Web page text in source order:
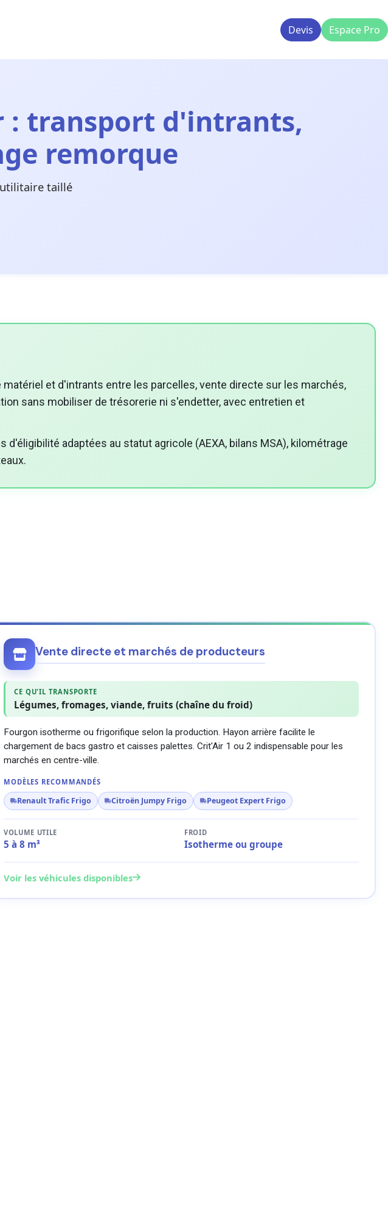
Devis Espace Pro
: transport d'intrants,
remorque
taillé
et d'intrants entre les parcelles, vente directe sur les marchés,
sans mobiliser de trésorerie ni s'endetter, avec entretien et
d'éligibilité adaptées au statut agricole (AEXA, bilans MSA), kilométrage
Vente directe et marchés de producteurs
CE QU'IL TRANSPORTE
Légumes, fromages, viande, fruits (chaîne du froid)
Fourgon isotherme ou frigorifique selon la production. Hayon arrière facilite le
chargement de bacs gastro et caisses palettes. Crit'Air 1 ou 2 indispensable pour les
marchés en centre-ville.
MODÈLES RECOMMANDÉS
Renault Trafic Frigo Citroën Jumpy Frigo Peugeot Expert Frigo
VOLUME UTILE
5 à 8 m³
FROID
Isotherme ou groupe
Voir les véhicules disponibles